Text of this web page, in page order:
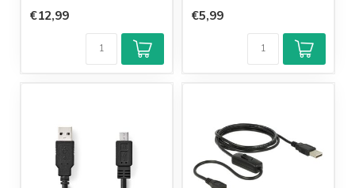
€12,99
9,2/10
Achteraf
betalen mogelijk
€5,99